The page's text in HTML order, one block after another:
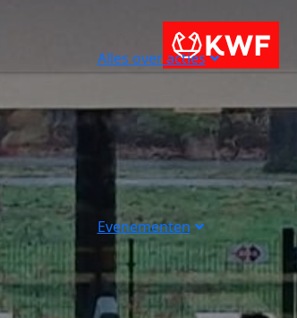
Alles over acties
Evenementen